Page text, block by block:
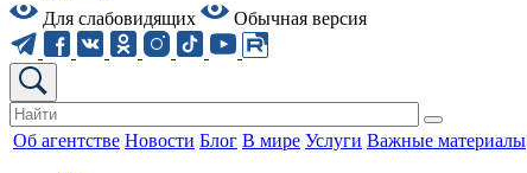
Для слабовидящих
Обычная версия
Об агентстве Новости Блог В мире Услуги Важные материалы